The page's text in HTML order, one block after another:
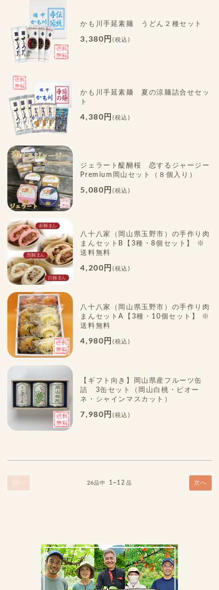
かも川手延素麺 うどん２種セット
3,380円 (税込)
かも川手延素麺 夏の涼麺詰合せセッ
ト
4,380円 (税込)
ジェラート醍醐桜 恋するジャージー
Premium岡山セット（８個入り）
5,080円 (税込)
八十八家（岡山県玉野市）の手作り肉
まんセットB【3種・8個セット】 ※
送料無料
4,200円 (税込)
八十八家（岡山県玉野市）の手作り肉
まんセットA【3種・10個セット】 ※
送料無料
4,980円 (税込)
【ギフト向き】岡山県産フルーツ缶
詰 3缶セット（岡山白桃・ピオー
ネ・シャインマスカット）
7,980円 (税込)
前へ 26品中 1~12 品 次へ